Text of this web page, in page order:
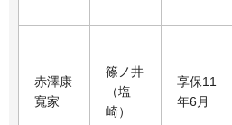
赤澤康
寬家
篠ノ井
（塩
崎）
享保11
年6月